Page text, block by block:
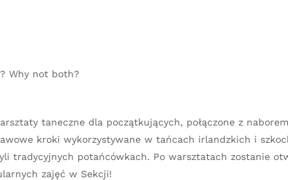
Why not both?
taneczne dla początkujących, połączone z
kroki wykorzystywane w tańcach irlandzkich i
tradycyjnych potańcówkach. Po warsztatach zostanie
zajęć w Sekcji!